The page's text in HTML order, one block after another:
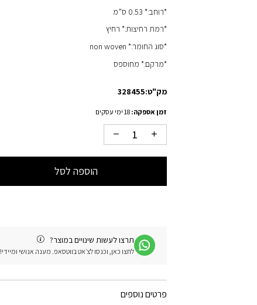
*רוחב:* 0.53 ס”מ
*רמת רחיצות:* רחיץ
*סוג החומר:* non woven
*מרקם:* מחוספס
מק"ט:328455
זמן אספקה:18 ימי עסקים
הוספה לסל
תרצו לעשות שינויים במוצר?
לחצו כאן, וכנסו לצ׳אט בווטסאפ. מענה אנושי ומיידי!
פרטים נוספים